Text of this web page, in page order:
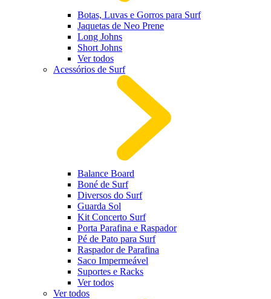
Botas, Luvas e Gorros para Surf
Jaquetas de Neo Prene
Long Johns
Short Johns
Ver todos
Acessórios de Surf
Balance Board
Boné de Surf
Diversos do Surf
Guarda Sol
Kit Concerto Surf
Porta Parafina e Raspador
Pé de Pato para Surf
Raspador de Parafina
Saco Impermeável
Suportes e Racks
Ver todos
Ver todos